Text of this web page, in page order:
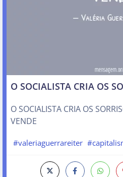
O SOCIALISTA CRIA OS
O SOCIALISTA CRIA OS
VENDE
#valeriaguerrareiter